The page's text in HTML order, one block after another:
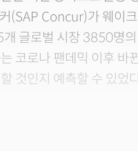
(SAP Concur)가 웨이
글로벌 시장 3850명
코로나 팬데믹 이후 바
것인지 예측할 수 있었